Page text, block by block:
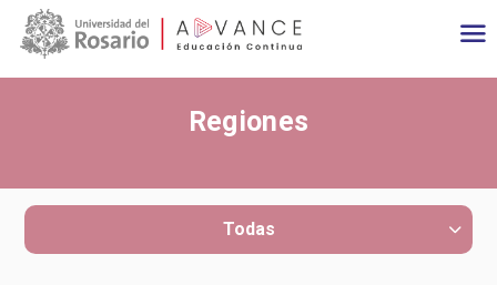
Main navigation
Regiones
Todas